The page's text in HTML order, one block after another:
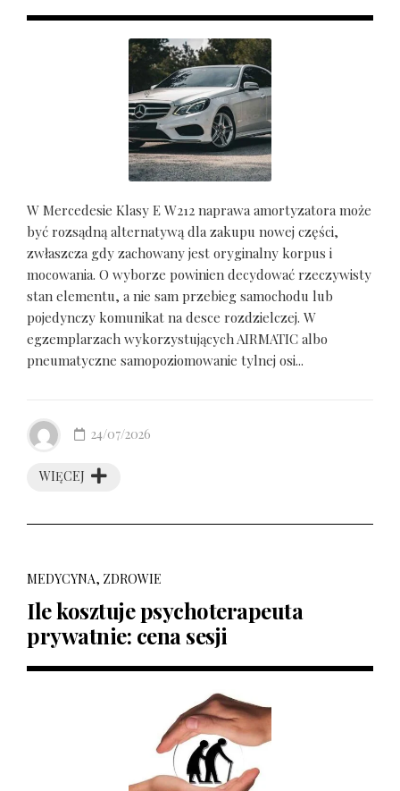
W Mercedesie Klasy E W212 naprawa amortyzatora może
być rozsądną alternatywą dla zakupu nowej części,
zwłaszcza gdy zachowany jest oryginalny korpus i
mocowania. O wyborze powinien decydować rzeczywisty
stan elementu, a nie sam przebieg samochodu lub
pojedynczy komunikat na desce rozdzielczej. W
egzemplarzach wykorzystujących AIRMATIC albo
pneumatyczne samopoziomowanie tylnej osi...
WIĘCEJ
24/07/2026
MEDYCYNA, ZDROWIE
Ile kosztuje psychoterapeuta
prywatnie: cena sesji